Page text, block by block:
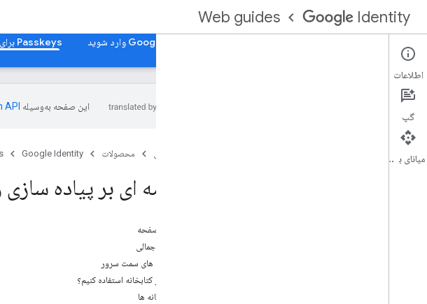
Identity
Web guides
Passkeys برای وب، Passkeys برای وب
معرفی سمت سرور، معرفی سمت سرور
مقدمه ای بر پیاده سازی رمز عبور سمت سرور
این صفحه به‌وسیله
صفحه اصلی محصولات Google Identity
مقدمه ای بر پیاده
در این صفحه
بررسی اجمالی
کتابخانه های سمت سرور
چرا از کتابخانه استفاده کنیم؟
کتابخانه ها
اطلاعات
گپ
میانای برنامه‌سازی کاربردی